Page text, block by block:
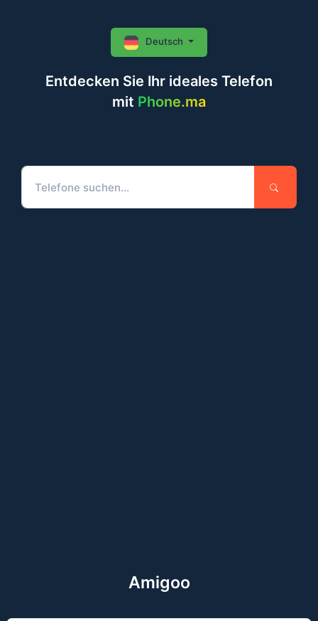
Entdecken Sie Ihr ideales Telefon
mit Phone.ma
Deutsch
Amigoo